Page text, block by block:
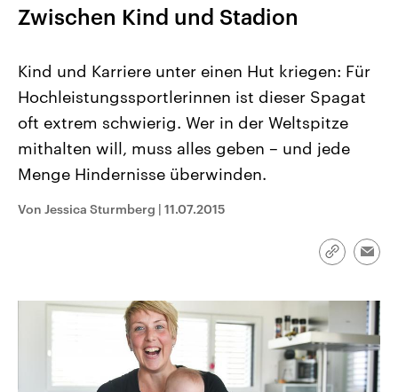
Landtagswahl Sachsen-Anhalt
2026
Alle Informationen
Sachsen-Anhalt wählt am 6.
Landtag. Seit 2021 wird das
und Kandidaten der anstehenden
USA
Aktuelle Beiträge,
Hintergründe
Wirtschaftlich und
aktuelle Weltgeschehen.
Zwischen Kind und Stadion
Kind und Karriere unter einen Hut kriegen: Für
Hochleistungssportlerinnen ist dieser Spagat
oft extrem schwierig. Wer in der Weltspitze
mithalten will, muss alles geben – und jede
Menge Hindernisse überwinden.
Von Jessica Sturmberg | 11.07.2015
Link